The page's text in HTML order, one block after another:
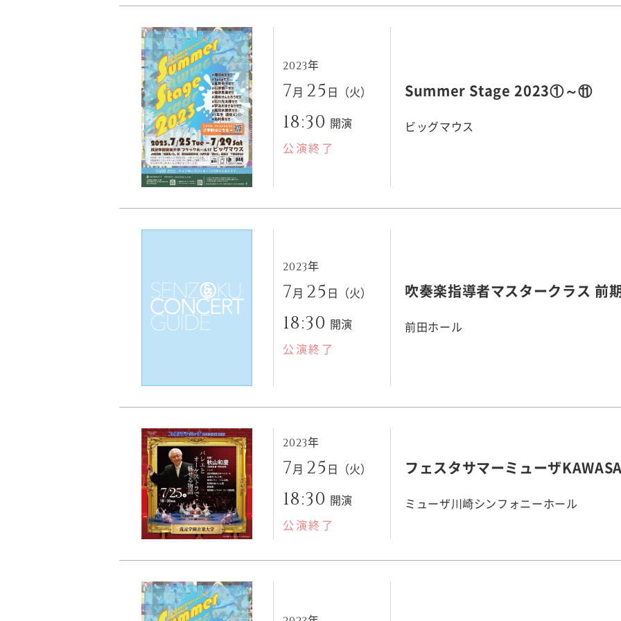
2023年
7月 25 日（火）
18:30 開演
公演終了
Summer Stage 2023①～⑪
ビッグマウス
2023年
7月 25 日（火）
18:30 開演
公演終了
吹奏楽指導者マスタークラス 前
前田ホール
2023年
7月 25 日（火）
18:30 開演
公演終了
フェスタサマーミューザ
ミューザ川崎シンフォニーホール